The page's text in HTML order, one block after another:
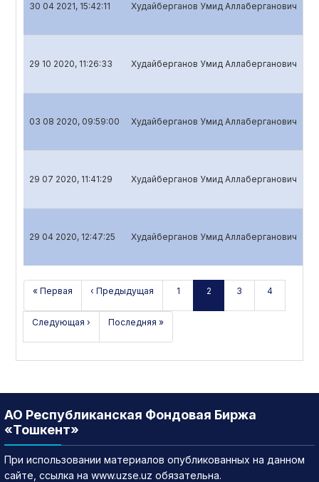
30 04 2021, 15:42:11 Худайберганов Умид Аллаберганович
29 10 2020, 11:26:33 Худайберганов Умид Аллаберганович
03 08 2020, 09:59:00 Худайберганов Умид Аллаберганович
29 07 2020, 11:41:29 Худайберганов Умид Аллаберганович
29 04 2020, 12:47:25 Худайберганов Умид Аллаберганович
« Первая ‹ Предыдущая 1 2 3 4
Следующая › Последняя »
АО Республиканская Фондовая Биржа
«Тошкент»
При использовании материалов опубликованных на данном
сайте, ссылка на www.uzse.uz обязательна.